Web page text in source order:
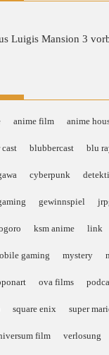
anime film anime
blubbercast blu
cyberpunk
gewinnspiel
ksm anime link
gaming mystery
ova films
square enix super
film verlosung